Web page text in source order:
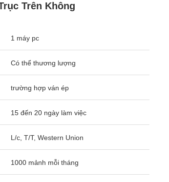
Trên Không
1 máy pc
Có thể thương lượng
trường hợp ván ép
15 đến 20 ngày làm việc
L/c, T/T, Western Union
1000 mảnh mỗi tháng